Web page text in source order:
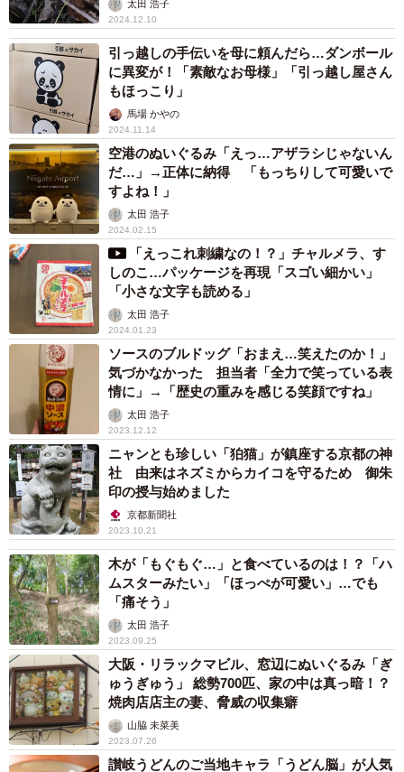
太田 浩子
2024.12.10
引っ越しの手伝いを母に頼んだら…ダンボール
に異変が！「素敵なお母様」「引っ越し屋さん
もほっこり」
馬場 かやの
2024.11.14
空港のぬいぐるみ「えっ…アザラシじゃないん
だ…」→正体に納得 「もっちりして可愛いで
すよね！」
太田 浩子
2024.02.15
「えっこれ刺繍なの！？」チャルメラ、す
しのこ…パッケージを再現「スゴい細かい」
「小さな文字も読める」
太田 浩子
2024.01.23
ソースのブルドッグ「おまえ…笑えたのか！」
気づかなかった 担当者「全力で笑っている表
情に」→「歴史の重みを感じる笑顔ですね」
太田 浩子
2023.12.12
ニャンとも珍しい「狛猫」が鎮座する京都の神
社 由来はネズミからカイコを守るため 御朱
印の授与始めました
京都新聞社
2023.10.21
木が「もぐもぐ…」と食べているのは！？「ハ
ムスターみたい」「ほっぺが可愛い」…でも
「痛そう」
太田 浩子
2023.09.25
大阪・リラックマビル、窓辺にぬいぐるみ「ぎ
ゅうぎゅう」 総勢700匹、家の中は真っ暗！？
焼肉店店主の妻、脅威の収集癖
山脇 未菜美
2023.07.26
讃岐うどんのご当地キャラ「うどん脳」が人気